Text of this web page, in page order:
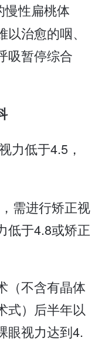
慢性扁桃体
治愈的咽、
吸暂停综合
力低于4.5，
需进行矫正视
低于4.8或矫正
（不含有晶体
式）后半年以
眼视力达到4.